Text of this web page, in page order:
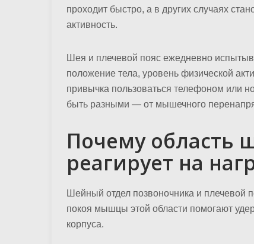
проходит быстро, а в других случаях
активность.
Шея и плечевой пояс ежедневно
положение тела, уровень физической
привычка пользоваться телефоном или
быть разными — от мышечного
Почему область
реагирует на
Шейный отдел позвоночника и плечевой
покоя мышцы этой области помогают
корпуса.